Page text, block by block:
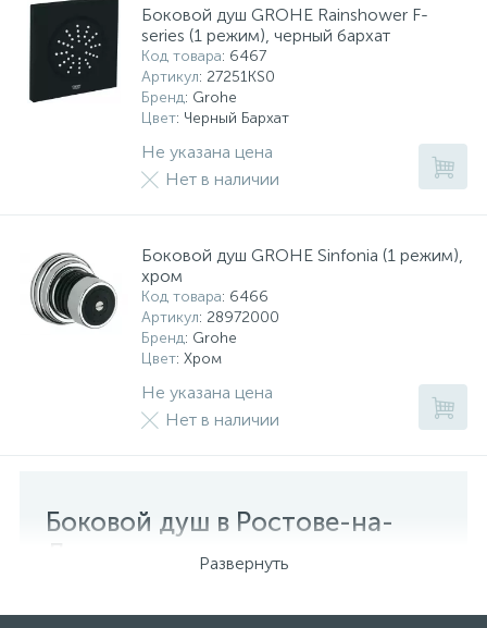
Боковой душ GROHE Rainshower F-
series (1 режим), черный бархат
Код товара: 6467
Артикул: 27251KS0
Бренд: Grohe
Цвет: Черный Бархат
Не указана цена
Нет в наличии
Боковой душ GROHE Sinfonia (1 режим),
хром
Код товара: 6466
Артикул: 28972000
Бренд: Grohe
Цвет: Хром
Не указана цена
Нет в наличии
Боковой душ в Ростове-на-
излив для гидромассажного душа. На сайте
Развернуть